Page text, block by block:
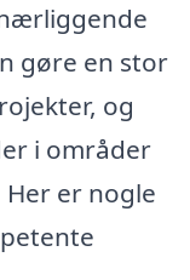
gøre en stor
og
i områder
er nogle